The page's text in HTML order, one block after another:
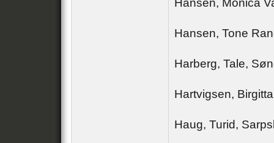
Hansen, Monica
Hansen, Tone
Harberg, Tale,
Hartvigsen,
Haug, Turid,